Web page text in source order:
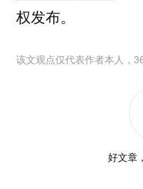
权发布。
该文观点仅代表作者本人，
好文章